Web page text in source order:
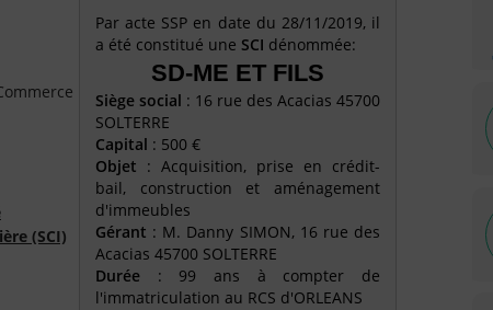
(SCI)
Par acte SSP en date du 28/11/2019, il
a été constitué une SCI dénommée:
SD-ME ET FILS
Siège social : 16 rue des Acacias 45700
SOLTERRE
Capital : 500 €
Objet : Acquisition, prise en crédit-
bail, construction et aménagement
d'immeubles
Gérant : M. Danny SIMON, 16 rue des
Acacias 45700 SOLTERRE
Durée : 99 ans à compter de
l'immatriculation au RCS d'ORLEANS